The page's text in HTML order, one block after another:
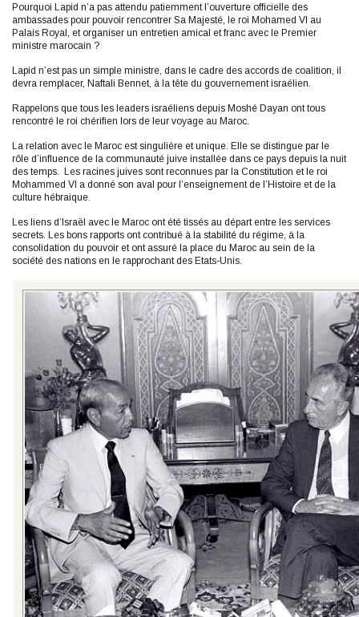
Pourquoi Lapid n’a pas attendu patiemment l’ouverture officielle des
ambassades pour pouvoir rencontrer Sa Majesté, le roi Mohamed VI au
Palais Royal, et organiser un entretien amical et franc avec le Premier
ministre marocain ?
Lapid n’est pas un simple ministre, dans le cadre des accords de coalition, il
devra remplacer, Naftali Bennet, à la tête du gouvernement israélien.
Rappelons que tous les leaders israéliens depuis Moshé Dayan ont tous
rencontré le roi chérifien lors de leur voyage au Maroc.
La relation avec le Maroc est singulière et unique. Elle se distingue par le
rôle d’influence de la communauté juive installée dans ce pays depuis la nuit
des temps. Les racines juives sont reconnues par la Constitution et le roi
Mohammed VI a donné son aval pour l’enseignement de l’Histoire et de la
culture hébraique.
Les liens d’Israël avec le Maroc ont été tissés au départ entre les services
secrets. Les bons rapports ont contribué à la stabilité du régime, à la
consolidation du pouvoir et ont assuré la place du Maroc au sein de la
société des nations en le rapprochant des Etats-Unis.